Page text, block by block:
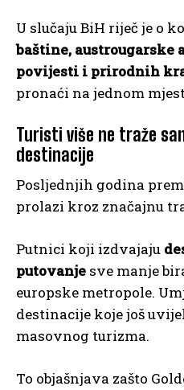
U slučaju BiH riječ je o
baštine, austrougarske
povijesti i prirodnih
pronaći na jednom
Turisti više ne traže
destinacije
Posljednjih godina
prolazi kroz značajnu
Putnici koji izdvajaju
putovanje sve manje
europske metropole.
destinacije koje još
masovnog turizma.
To objašnjava zašto